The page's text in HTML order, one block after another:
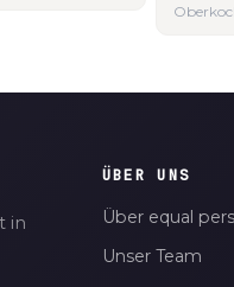
in
ÜBER UNS
Über equal
Unser Team